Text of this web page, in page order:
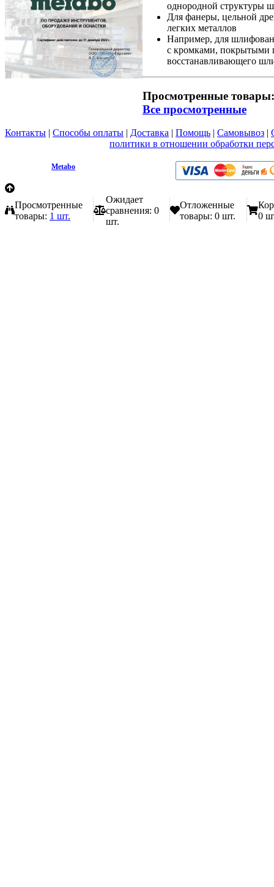
однородной структуры
Для фанеры, цельной
легких металлов
Например, для
с кромками, покрытыми
восстанавливающего
Просмотренные товары:
Все просмотренные
Контакты | Способы оплаты | Доставка | Помощь | Самовывоз |
политики в отношении обработки
Metabo
Просмотренные
товары: 1 шт.
Ожидает
сравнения: 0
шт.
Отложенные
товары: 0 шт.
0